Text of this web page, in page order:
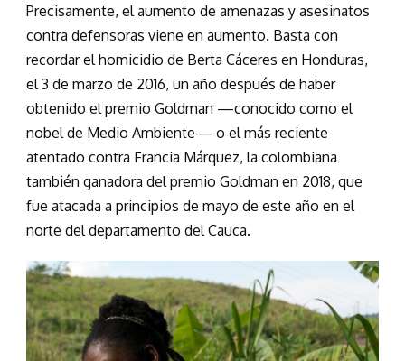
Precisamente, el aumento de amenazas y asesinatos
contra defensoras viene en aumento. Basta con
recordar el homicidio de Berta Cáceres en Honduras,
el 3 de marzo de 2016, un año después de haber
obtenido el premio Goldman —conocido como el
nobel de Medio Ambiente— o el más reciente
atentado contra Francia Márquez, la colombiana
también ganadora del premio Goldman en 2018, que
fue atacada a principios de mayo de este año en el
norte del departamento del Cauca.